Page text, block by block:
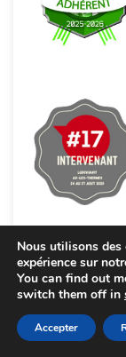
Nous utilisons
expérience sur
You can find out
switch them off in
Accepter